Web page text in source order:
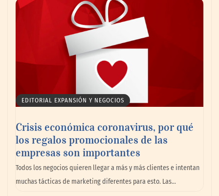
impulsando la colaboración en el sector
La omnicanalidad redefine la forma de
planear viajes en México
EDITORIAL EXPANSIÓN Y NEGOCIOS
Crisis económica coronavirus, por qué
los regalos promocionales de las
empresas son importantes
Todos los negocios quieren llegar a más y más clientes e intentan
muchas tácticas de marketing diferentes para esto. Las…